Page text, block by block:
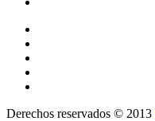
Derechos reservados © 2013